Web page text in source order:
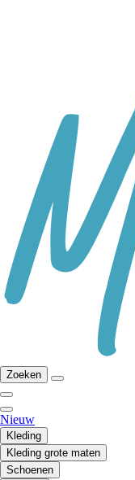
Zoeken
Nieuw
Kleding
Kleding grote maten
Schoenen